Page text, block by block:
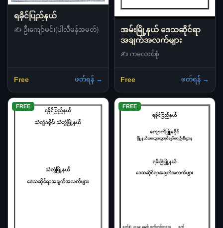
ရခိုင်ပြည်နယ်
✍️ ဦးကျော်မင်း(ပါလီမန်အမတ်)
Free ဖတ်ရန် →
အမ်းမြို့နယ် ဒေသဆိုင်ရာ
အချက်အလက်များ
✍️ ကလောင်စုံ
Free ဖတ်ရန် →
FREE FREE